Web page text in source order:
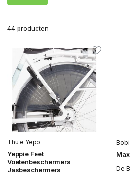
44 producten
Thule Yepp
Yeppie Feet
Voetenbeschermers
Jasbeschermers
De